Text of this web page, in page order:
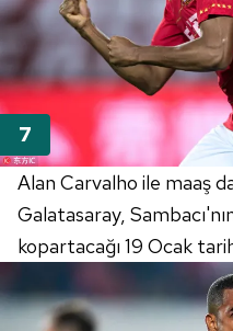
Alan Carvalho ile maaş
Galatasaray,
kopartacağı 19 Ocak